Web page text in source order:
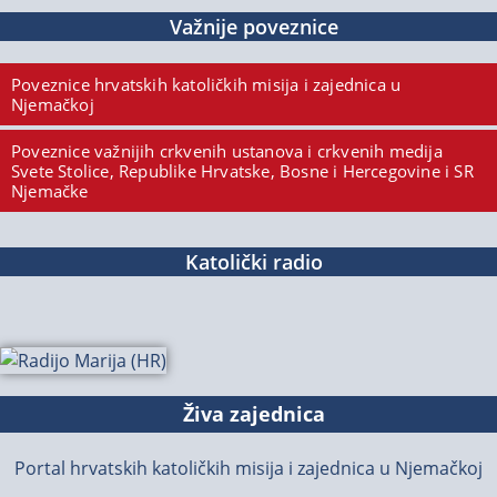
Važnije poveznice
Poveznice hrvatskih katoličkih misija i zajednica u
Njemačkoj
Poveznice važnijih crkvenih ustanova i crkvenih medija
Svete Stolice, Republike Hrvatske, Bosne i Hercegovine i SR
Njemačke
Katolički radio
Živa zajednica
Portal hrvatskih katoličkih misija i zajednica u Njemačkoj